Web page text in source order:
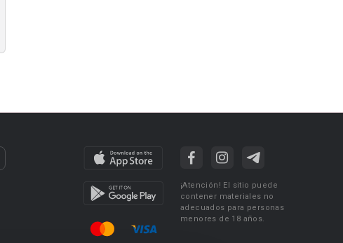
¡Atención! El sitio puede
contener materiales no
adecuados para personas
menores de 18 años.